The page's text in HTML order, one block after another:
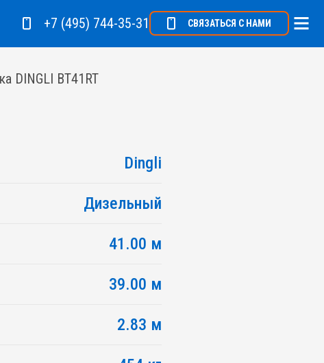
+7 (495) 744-35-31 СВЯЗАТЬСЯ С НАМИ
DINGLI BT41RT
Dingli
Дизельный
41.00 м
39.00 м
2.83 м